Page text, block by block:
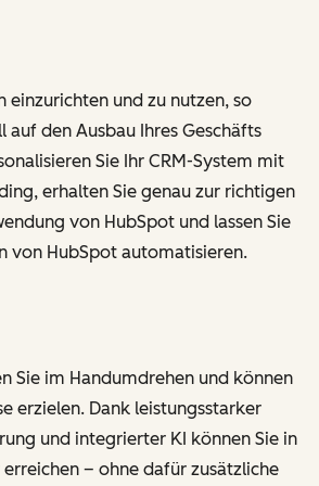
einzurichten und zu nutzen, so
auf den Ausbau Ihres Geschäfts
Sie Ihr CRM-System mit
erhalten Sie genau zur richtigen
von HubSpot und lassen Sie
von HubSpot automatisieren.
Sie im Handumdrehen und können
erzielen. Dank leistungsstarker
und integrierter KI können Sie in
– ohne dafür zusätzliche